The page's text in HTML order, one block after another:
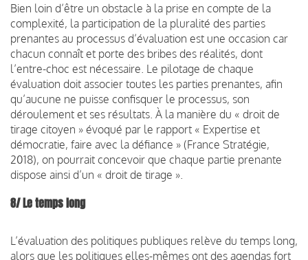
Bien loin d’être un obstacle à la prise en compte de la
complexité, la participation de la pluralité des parties
prenantes au processus d’évaluation est une occasion car
chacun connaît et porte des bribes des réalités, dont
l’entre-choc est nécessaire. Le pilotage de chaque
évaluation doit associer toutes les parties prenantes, afin
qu’aucune ne puisse confisquer le processus, son
déroulement et ses résultats. À la manière du « droit de
tirage citoyen » évoqué par le rapport « Expertise et
démocratie, faire avec la défiance » (France Stratégie,
2018), on pourrait concevoir que chaque partie prenante
dispose ainsi d’un « droit de tirage ».
8/ Le temps long
L’évaluation des politiques publiques relève du temps long,
alors que les politiques elles-mêmes ont des agendas fort